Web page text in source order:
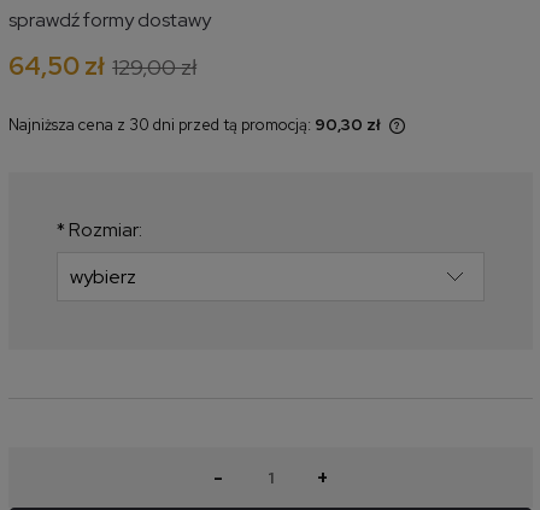
Cena nie zawiera ewentualnych kosztów płatności
sprawdź formy dostawy
64,50 zł 129,00 zł
Najniższa cena z 30 dni przed tą promocją: 90,30 zł
* Rozmiar:
- +